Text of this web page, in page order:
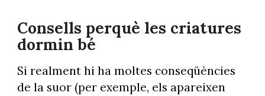
Consells perquè les criatures
dormin bé
Si realment hi ha moltes conseqüències
de la suor (per exemple, els apareixen